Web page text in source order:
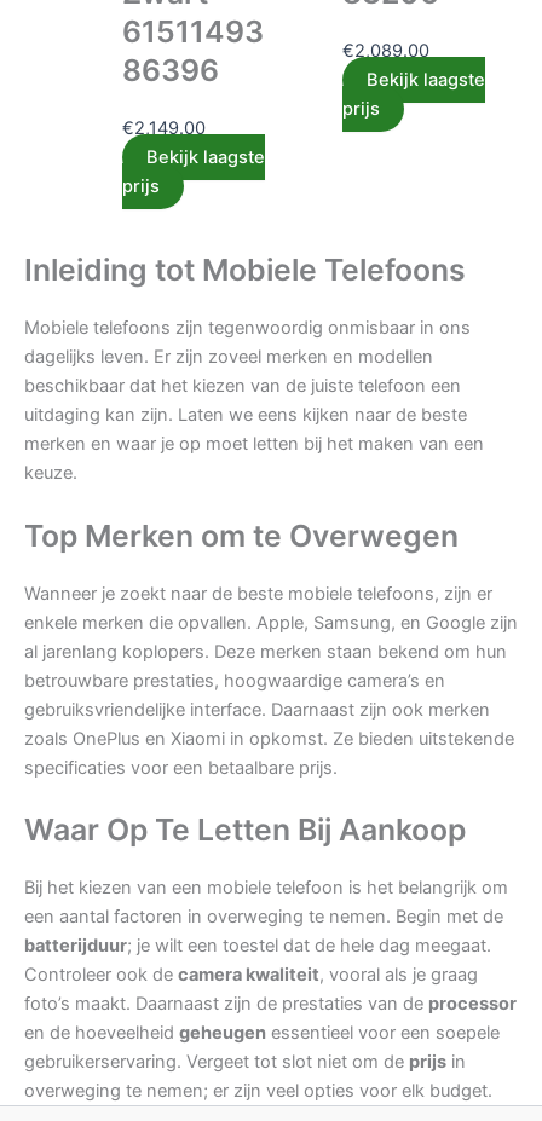
61511493
86396
€2,149.00
Bekijk laagste
prijs
€2,089.00
Bekijk laagste
prijs
Inleiding tot Mobiele Telefoons
Mobiele telefoons zijn tegenwoordig onmisbaar in ons
dagelijks leven. Er zijn zoveel merken en modellen
beschikbaar dat het kiezen van de juiste telefoon een
uitdaging kan zijn. Laten we eens kijken naar de beste
merken en waar je op moet letten bij het maken van een
keuze.
Top Merken om te Overwegen
Wanneer je zoekt naar de beste mobiele telefoons, zijn er
enkele merken die opvallen. Apple, Samsung, en Google zijn
al jarenlang koplopers. Deze merken staan bekend om hun
betrouwbare prestaties, hoogwaardige camera’s en
gebruiksvriendelijke interface. Daarnaast zijn ook merken
zoals OnePlus en Xiaomi in opkomst. Ze bieden uitstekende
specificaties voor een betaalbare prijs.
Waar Op Te Letten Bij Aankoop
Bij het kiezen van een mobiele telefoon is het belangrijk om
een aantal factoren in overweging te nemen. Begin met de
batterijduur; je wilt een toestel dat de hele dag meegaat.
Controleer ook de camera kwaliteit, vooral als je graag
foto’s maakt. Daarnaast zijn de prestaties van de processor
en de hoeveelheid geheugen essentieel voor een soepele
gebruikerservaring. Vergeet tot slot niet om de prijs in
overweging te nemen; er zijn veel opties voor elk budget.